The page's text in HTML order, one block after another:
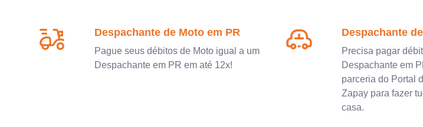
Despachante de Moto em PR
Pague seus débitos de Moto igual a um
Despachante em PR em até 12x!
Despachante
Precisa pagar
Despachante em
parceria do Portal
Zapay para fazer
casa.